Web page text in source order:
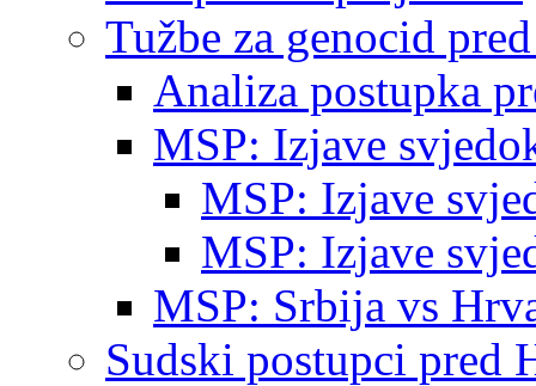
Tužbe za genocid
Analiza postupka
MSP: Izjave
MSP: Izjave
MSP: Izjave
MSP: Srbija vs
Sudski postupci pred